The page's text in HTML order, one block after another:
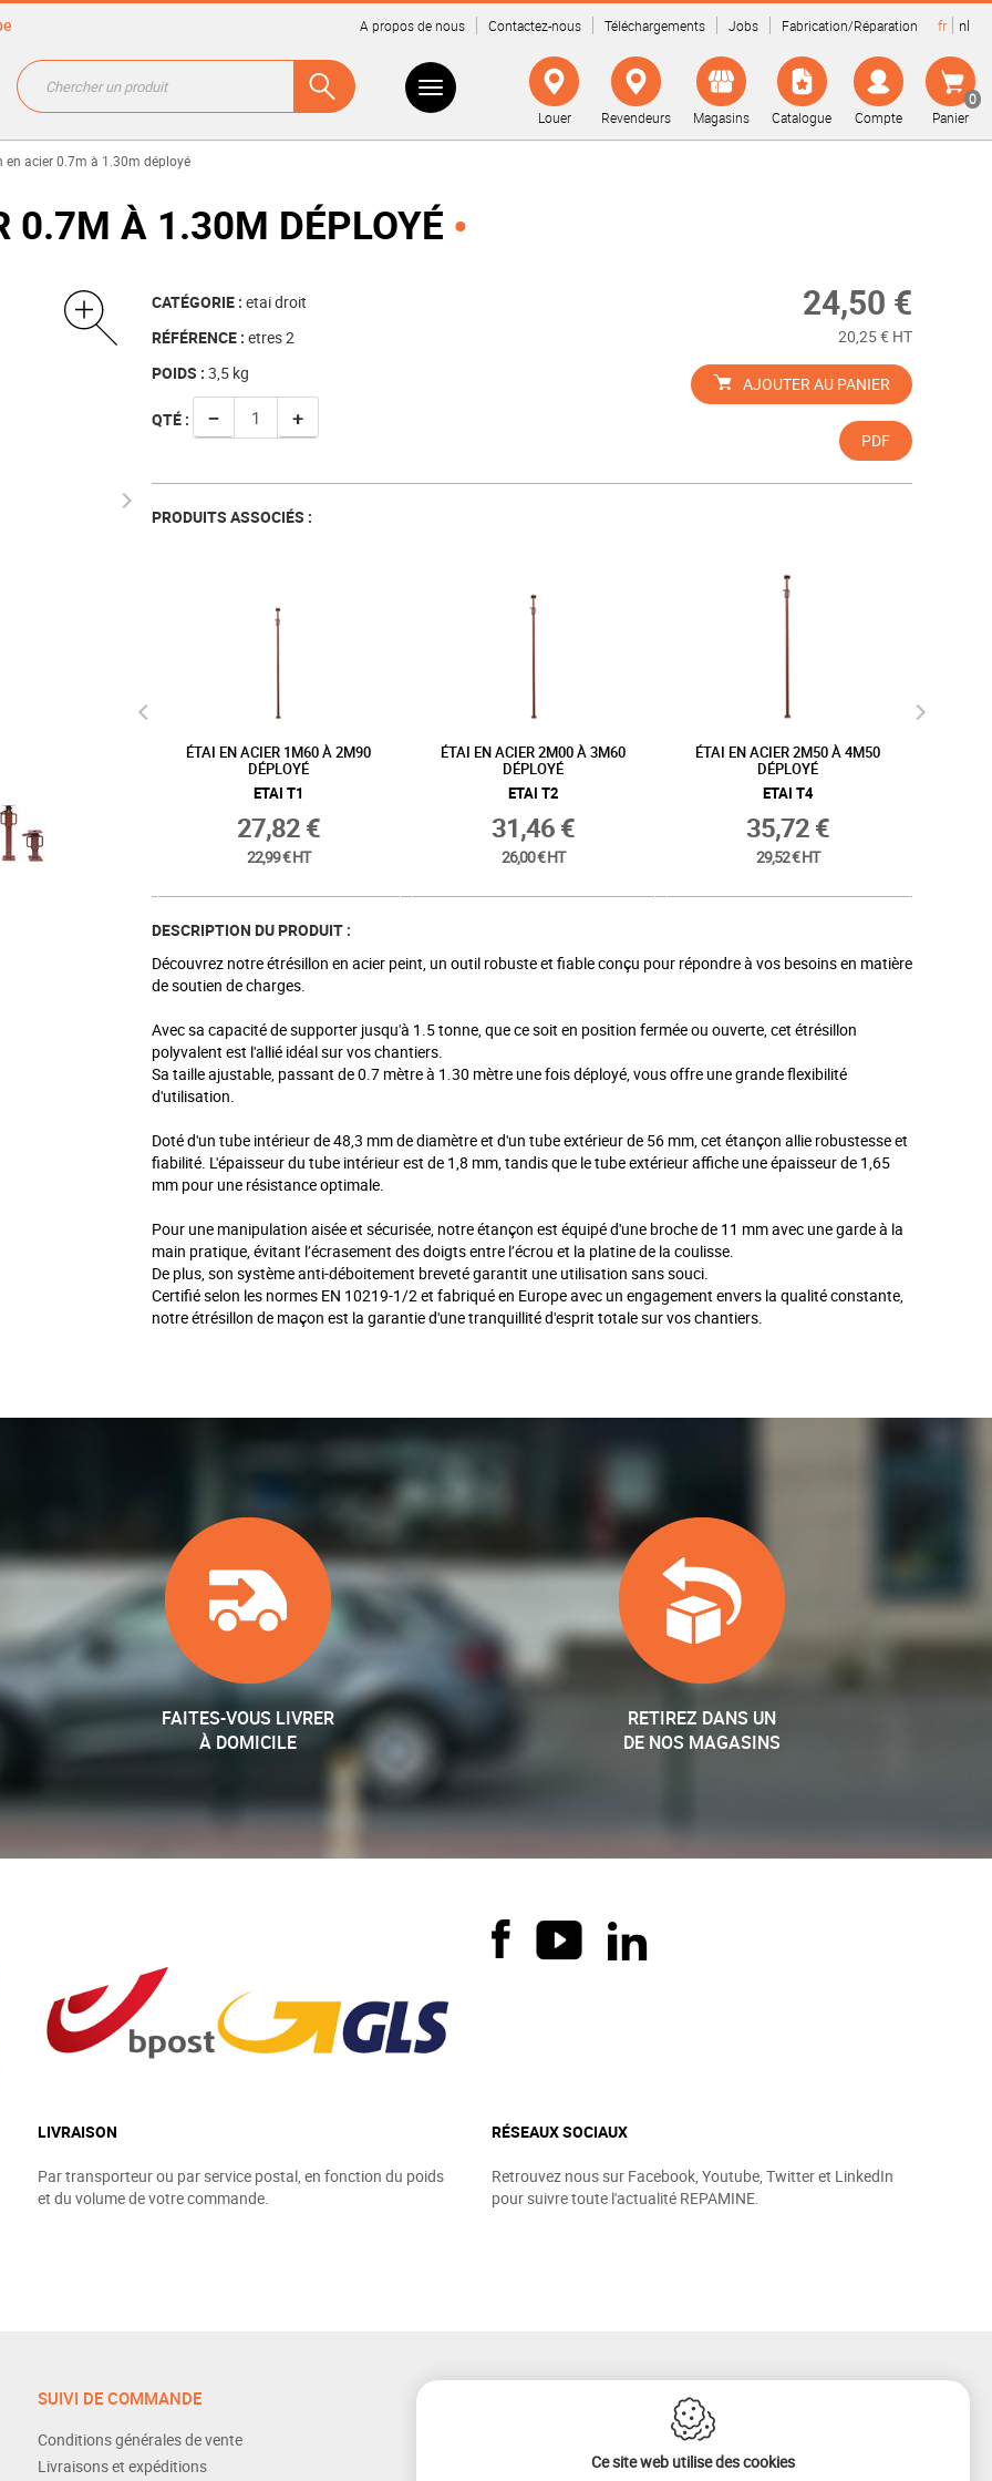
A propos de nous Contactez-nous Téléchargements Jobs Fabrication/Réparation fr nl
0
Panier
Compte
Catalogue
Magasins
Revendeurs
Louer
en acier 0.7m à 1.30m déployé
0.7M À 1.30M DÉPLOYÉ
CATÉGORIE : etai droit
RÉFÉRENCE : etres 2
POIDS : 3,5 kg
QTÉ : − +
24,50 €
20,25 € HT
AJOUTER AU PANIER
PDF
PRODUITS ASSOCIÉS :
2M50 À 4M50
€
29,52 € HT
ÉTAI EN ACIER 3M À 5M DÉPLOYÉ
ETAI T5
46,69 €
38,59 € HT
ÉTRÉSILLON EN ACIER 0.25M À
0.5M DÉPLOYÉ
ETRES 0
15,44 €
12,76 € HT
ÉTRÉSILLON EN ACIER 0.5M À
0.9M DÉPLOYÉ
ETRES 1
21,15 €
17,48 € HT
DESCRIPTION DU PRODUIT :
Découvrez notre étrésillon en acier peint, un outil robuste et fiable conçu pour répondre à vos besoins en matière
de soutien de charges.
Avec sa capacité de supporter jusqu'à 1.5 tonne, que ce soit en position fermée ou ouverte, cet étrésillon
polyvalent est l'allié idéal sur vos chantiers.
Sa taille ajustable, passant de 0.7 mètre à 1.30 mètre une fois déployé, vous offre une grande flexibilité
d'utilisation.
Doté d'un tube intérieur de 48,3 mm de diamètre et d'un tube extérieur de 56 mm, cet étançon allie robustesse et
fiabilité. L'épaisseur du tube intérieur est de 1,8 mm, tandis que le tube extérieur affiche une épaisseur de 1,65
mm pour une résistance optimale.
Pour une manipulation aisée et sécurisée, notre étançon est équipé d'une broche de 11 mm avec une garde à la
main pratique, évitant l’écrasement des doigts entre l’écrou et la platine de la coulisse.
De plus, son système anti-déboitement breveté garantit une utilisation sans souci.
Certifié selon les normes EN 10219-1/2 et fabriqué en Europe avec un engagement envers la qualité constante,
notre étrésillon de maçon est la garantie d'une tranquillité d'esprit totale sur vos chantiers.
FAITES-VOUS LIVRER
À DOMICILE
RETIREZ DANS UN
DE NOS MAGASINS
LIVRAISON
Par transporteur ou par service postal, en fonction du poids
et du volume de votre commande.
RÉSEAUX SOCIAUX
Retrouvez nous sur Facebook, Youtube, Twitter et LinkedIn
pour suivre toute l'actualité REPAMINE.
SUIVI DE COMMANDE
Conditions générales de vente
Livraisons et expéditions
Ce site web utilise des cookies